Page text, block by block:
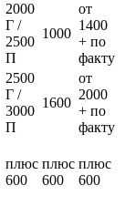
2000
Г /
2500
П
1000
от
1400
+ по
факту
2500
Г /
3000
П
1600
от
2000
+ по
факту
плюс
600
плюс
600
плюс
600